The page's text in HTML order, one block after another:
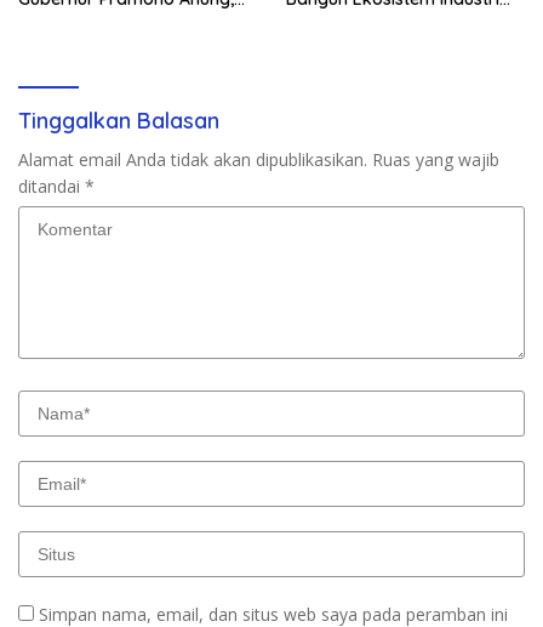
Tinggalkan Balasan
Alamat email Anda tidak akan dipublikasikan. Ruas yang wajib
ditandai *
Simpan nama, email, dan situs web saya pada peramban ini